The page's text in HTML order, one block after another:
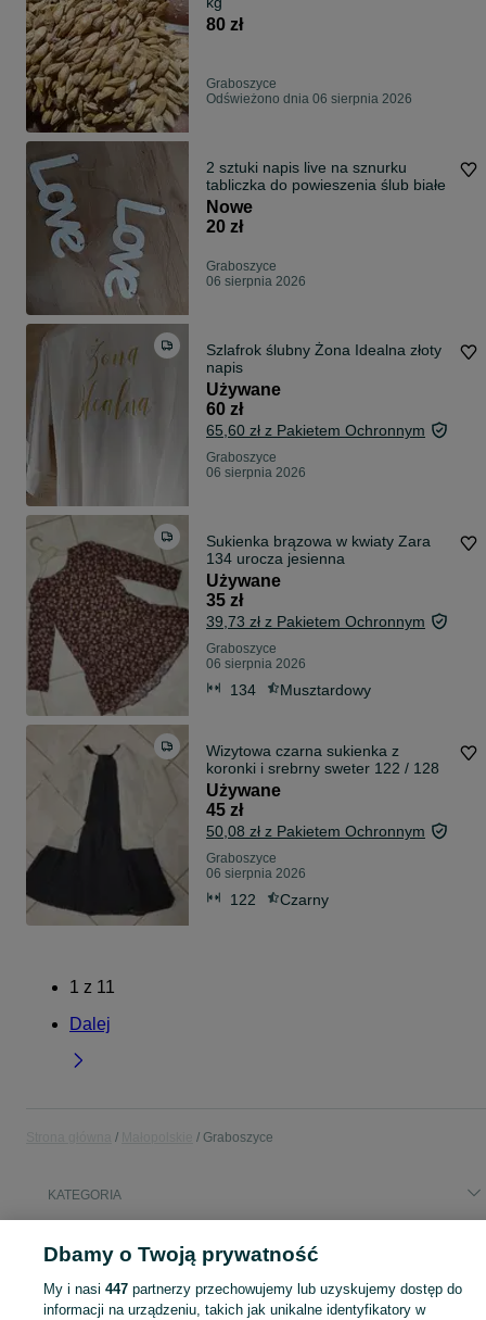
80 zł
Graboszyce
Odświeżono dnia 06 sierpnia 2026
2 sztuki napis live na sznurku
tabliczka do powieszenia ślub białe
Nowe
20 zł
Graboszyce
06 sierpnia 2026
Szlafrok ślubny Żona Idealna złoty
napis
Używane
60 zł
65,60 zł z Pakietem Ochronnym
Graboszyce
06 sierpnia 2026
Sukienka brązowa w kwiaty Zara
134 urocza jesienna
Używane
35 zł
39,73 zł z Pakietem Ochronnym
Graboszyce
06 sierpnia 2026
134 Musztardowy
Wizytowa czarna sukienka z
koronki i srebrny sweter 122 / 128
Używane
45 zł
50,08 zł z Pakietem Ochronnym
Graboszyce
06 sierpnia 2026
122 Czarny
1 z 11
Dalej
Graboszyce
KATEGORIA
Popularne wyszukiwania
pszenica
woom 2 betoniarki
Dbamy o Twoją prywatność
My i nasi 447partnerzy przechowujemy lub uzyskujemy dostęp do
informacji na urządzeniu, takich jak unikalne identyfikatory w